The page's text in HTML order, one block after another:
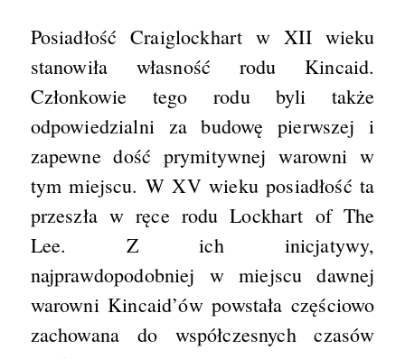
Posiadłość Craiglockhart w XII wieku
stanowiła własność rodu Kincaid.
Członkowie tego rodu byli także
odpowiedzialni za budowę pierwszej i
zapewne dość prymitywnej warowni w
tym miejscu. W XV wieku posiadłość ta
przeszła w ręce rodu Lockhart of The
Lee. Z ich inicjatywy,
najprawdopodobniej w miejscu dawnej
warowni Kincaid’ów powstała częściowo
zachowana do współczesnych czasów